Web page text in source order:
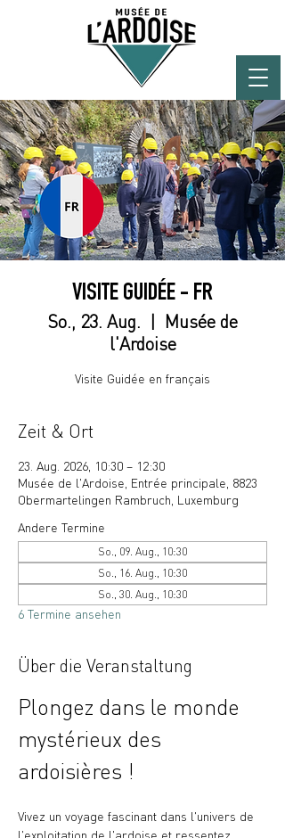
VISITE GUIDÉE - FR
So., 23. Aug.
  |
Musée de
l'Ardoise
Visite Guidée en français
Zeit & Ort
23. Aug. 2026, 10:30 – 12:30
Musée de l'Ardoise, Entrée principale, 8823
Obermartelingen Rambruch, Luxemburg
Andere Termine
So., 09. Aug., 10:30
So., 16. Aug., 10:30
So., 30. Aug., 10:30
6 Termine ansehen
Über die Veranstaltung
Plongez dans le monde
mystérieux des
ardoisières !
Vivez un voyage fascinant dans l'univers de
l'exploitation de l'ardoise et ressentez